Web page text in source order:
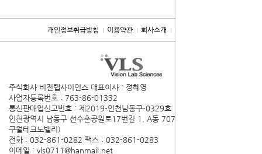
개인정보취급방침 이용약관 회사소개 찾아오시는 길
주식회사 비전랩사이언스 대표이사 : 정혜영
사업자등록번호 : 763-86-01332
통신판매업신고번호 : 제2019-인천남동구-0329호
인천광역시 남동구 선수촌공원로17번길 1, A동 707호(구월동,
구월테크노밸리)
전화 : 032-861-0282 팩스 : 032-861-0283
이메일 : vls0711@hanmail.net